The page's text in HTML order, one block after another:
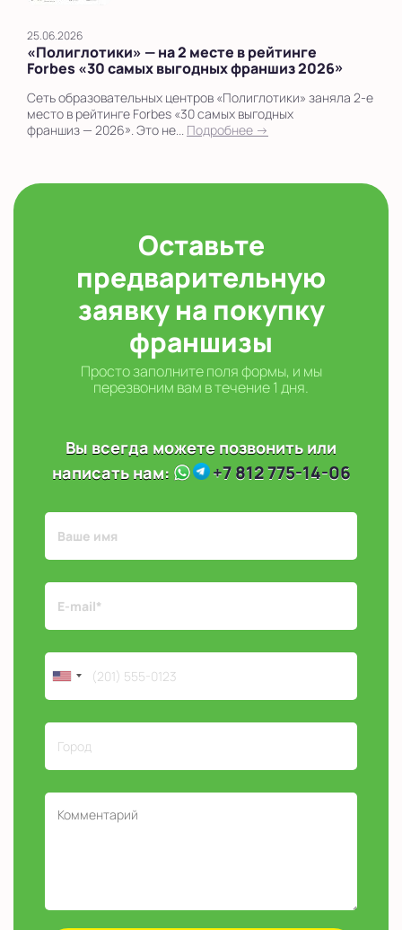
25.06.2026
«Полиглотики» — на 2 месте в рейтинге
Forbes «30 самых выгодных франшиз 2026»
Сеть образовательных центров «Полиглотики» заняла 2‑е
место в рейтинге Forbes «30 самых выгодных
франшиз — 2026». Это не... Подробнее →
Оставьте
предварительную
заявку на покупку
франшизы
Просто заполните поля формы, и мы
перезвоним вам в течение 1 дня.
Вы всегда можете позвонить или
написать нам:
+7 812 775-14-06